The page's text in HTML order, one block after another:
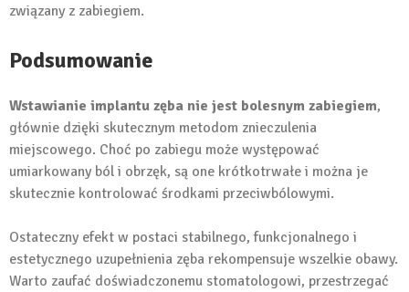
związany z zabiegiem.
Podsumowanie
Wstawianie implantu zęba nie jest bolesnym zabiegiem,
głównie dzięki skutecznym metodom znieczulenia
miejscowego. Choć po zabiegu może występować
umiarkowany ból i obrzęk, są one krótkotrwałe i można je
skutecznie kontrolować środkami przeciwbólowymi.
Ostateczny efekt w postaci stabilnego, funkcjonalnego i
estetycznego uzupełnienia zęba rekompensuje wszelkie obawy.
Warto zaufać doświadczonemu stomatologowi, przestrzegać